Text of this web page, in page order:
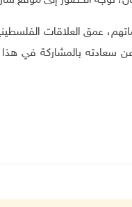
عمق العلاقات
عن سعادته بالمشاركة في